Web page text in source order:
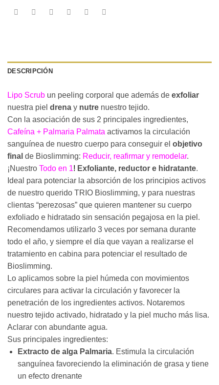
DESCRIPCIÓN
Lipo Scrub un peeling corporal que además de exfoliar
nuestra piel drena y nutre nuestro tejido.
Con la asociación de sus 2 principales ingredientes,
Cafeína + Palmaria Palmata activamos la circulación
sanguínea de nuestro cuerpo para conseguir el objetivo
final de Bioslimming: Reducir, reafirmar y remodelar.
¡Nuestro Todo en 1! Exfoliante, reductor e hidratante.
Ideal para potenciar la absorción de los principios activos
de nuestro querido TRIO Bioslimming, y para nuestras
clientas “perezosas” que quieren mantener su cuerpo
exfoliado e hidratado sin sensación pegajosa en la piel.
Recomendamos utilizarlo 3 veces por semana durante
todo el año, y siempre el día que vayan a realizarse el
tratamiento en cabina para potenciar el resultado de
Bioslimming.
Lo aplicamos sobre la piel húmeda con movimientos
circulares para activar la circulación y favorecer la
penetración de los ingredientes activos. Notaremos
nuestro tejido activado, hidratado y la piel mucho más lisa.
Aclarar con abundante agua.
Sus principales ingredientes:
Extracto de alga Palmaria. Estimula la circulación
sanguínea favoreciendo la eliminación de grasa y tiene
un efecto drenante